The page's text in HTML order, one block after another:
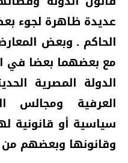
عديدة ظاهرة لجوء
الحاكم ـ وبعض
مع بعضهما بعضا في
الدولة المصرية
العرفية ومجالس
سياسية أو قانونية
وقانونها وبعضهم من